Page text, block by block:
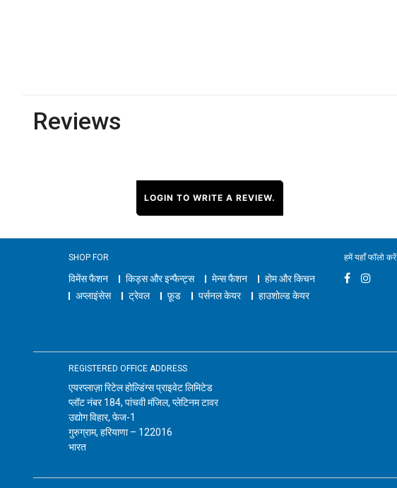
Reviews
LOGIN TO WRITE A REVIEW.
SHOP FOR
विमेंस फैशन किड्स और इन्फैन्ट्स मेन्स फैशन
होम और किचन
अप्लाइंसेस
ट्रेवल फ़ूड पर्सनल केयर हाउशोल्ड केयर
हमें यहाँ फॉलो करें
REGISTERED OFFICE ADDRESS
एयरप्लाज़ा रिटेल होल्डिंग्स प्राइवेट लिमिटेड
प्लॉट नंबर 184, पांचवी मंजिल, प्लेटिनम टावर
उद्योग विहार, फेज-1
गुरुग्राम, हरियाणा – 122016
भारत